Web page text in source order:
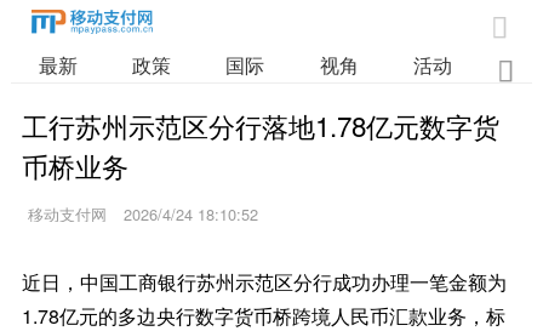

最新 政策 国际 视角 活动 业

工行苏州示范区分行落地1.78亿元数字货
币桥业务
移动支付网 2026/4/24 18:10:52
近日，中国工商银行苏州示范区分行成功办理一笔金额为
1.78亿元的多边央行数字货币桥跨境人民币汇款业务，标